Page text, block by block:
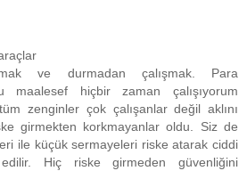
ve durmadan çalışmak. Para
maalesef hiçbir zaman çalışıyorum
zenginler çok çalışanlar değil aklını
girmekten korkmayanlar oldu. Siz de
ile küçük sermayeleri riske atarak ciddi
Hiç riske girmeden güvenliğini